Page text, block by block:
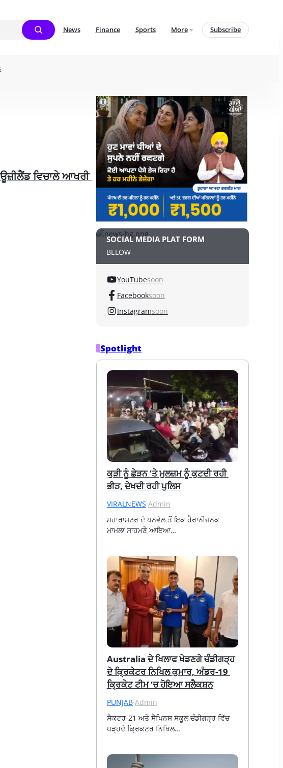
News Finance Sports More Subscribe
ਵਿਚਾਲੇ ਆਖਰੀ
SOCIAL MEDIA PLAT FORM
BELOW
YouTubesoon
Facebooksoon
Instagramsoon
Spotlight
ਕੁੜੀ ਨੂੰ ਛੇੜਨ ‘ਤੇ ਮੁਲਜ਼ਮ ਨੂੰ ਕੁਟਦੀ ਰਹੀ
ਭੀੜ, ਦੇਖਦੀ ਰਹੀ ਪੁਲਿਸ
VIRALNEWS·Admin
ਮਹਾਰਾਸ਼ਟਰ ਦੇ ਪਨਵੇਲ ਤੋਂ ਇਕ ਹੈਰਾਨੀਜਨਕ
ਮਾਮਲਾ ਸਾਹਮਣੇ ਆਇਆ…
Australia ਦੇ ਖਿਲਾਫ ਖੇਡਣਗੇ ਚੰਡੀਗੜ੍ਹ
ਦੇ ਕ੍ਰਿਕੇਟਰ ਨਿਖਿਲ ਕੁਮਾਰ, ਅੰਡਰ-19
ਕ੍ਰਿਕੇਟ ਟੀਮ ‘ਚ ਹੋਇਆ ਸਲੈਕਸ਼ਨ
PUNJAB·Admin
ਸੈਕਟਰ-21 ਅਤੇ ਸੈਪਿਨਸ ਸਕੂਲ ਚੰਡੀਗੜ੍ਹ ਵਿੱਚ
ਪੜ੍ਹਦੇ ਕ੍ਰਿਕਟਰ ਨਿਖਿਲ…